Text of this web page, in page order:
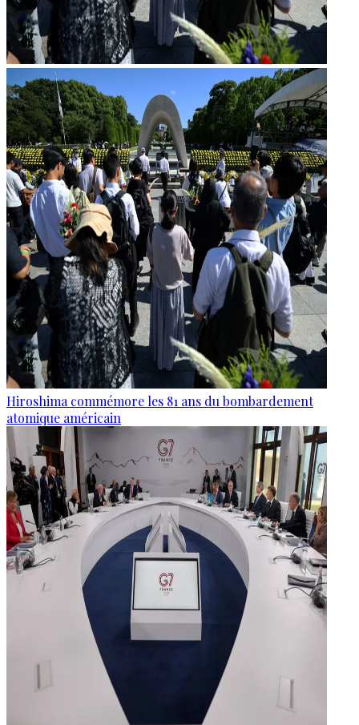
Hiroshima commémore les 81 ans du bombardement
atomique américain